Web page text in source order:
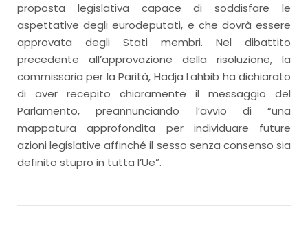
proposta legislativa capace di soddisfare le
aspettative degli eurodeputati, e che dovrà essere
approvata degli Stati membri. Nel dibattito
precedente all’approvazione della risoluzione, la
commissaria per la Parità, Hadja Lahbib ha dichiarato
di aver recepito chiaramente il messaggio del
Parlamento, preannunciando l’avvio di “una
mappatura approfondita per individuare future
azioni legislative affinché il sesso senza consenso sia
definito stupro in tutta l’Ue”.